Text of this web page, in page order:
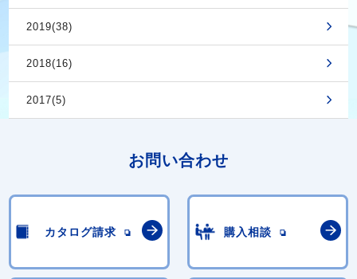
2019(38)
2018(16)
2017(5)
お問い合わせ
カタログ請求 購入相談